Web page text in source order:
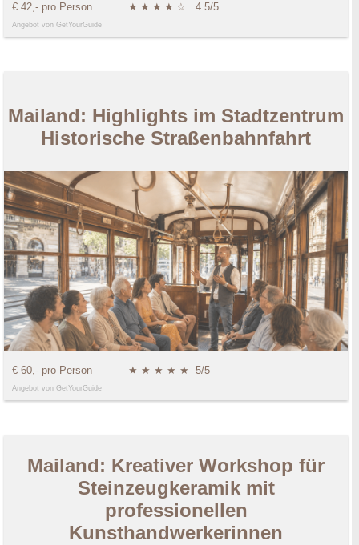
€ 42,- pro Person ★ ★ ★ ★ ☆ 4.5/5
Angebot von GetYourGuide
Mailand: Highlights im Stadtzentrum
Historische Straßenbahnfahrt
€ 60,- pro Person ★ ★ ★ ★ ★ 5/5
Angebot von GetYourGuide
Mailand: Kreativer Workshop für
Steinzeugkeramik mit
professionellen
Kunsthandwerkerinnen